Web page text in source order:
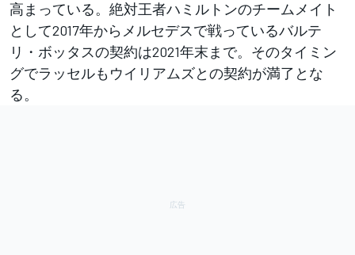
高まっている。絶対王者ハミルトンのチームメイト
として2017年からメルセデスで戦っているバルテ
リ・ボッタスの契約は2021年末まで。そのタイミン
グでラッセルもウイリアムズとの契約が満了とな
る。